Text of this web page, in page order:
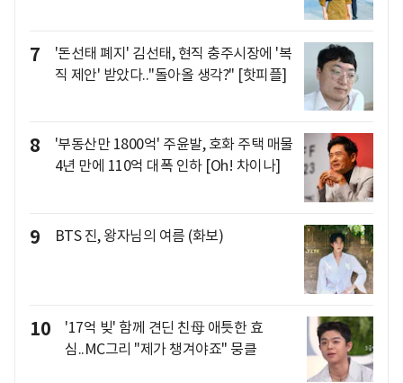
7
'돈선태 폐지' 김선태, 현직 충주시장에 '복
직 제안' 받았다.."돌아올 생각?" [핫피플]
8
'부동산만 1800억' 주윤발, 호화 주택 매물
4년 만에 110억 대폭 인하 [Oh! 차이나]
9 BTS 진, 왕자님의 여름 (화보)
10
'17억 빚' 함께 견딘 친母 애틋한 효
심..MC그리 "제가 챙겨야죠" 뭉클